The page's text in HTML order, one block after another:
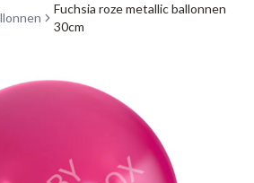
Fuchsia roze metallic ballonnen
30cm